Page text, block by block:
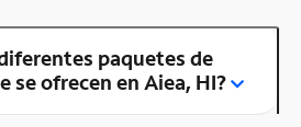
paquetes de
se ofrecen en Aiea, HI?